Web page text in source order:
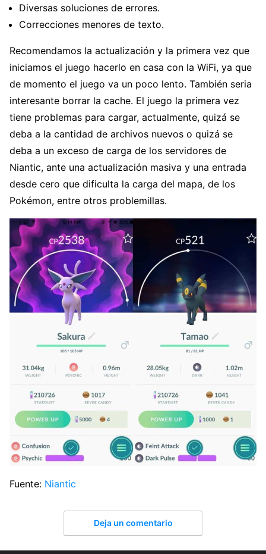
Diversas soluciones de errores.
Correcciones menores de texto.
Recomendamos la actualización y la primera vez que
iniciamos el juego hacerlo en casa con la WiFi, ya que
de momento el juego va un poco lento. También seria
interesante borrar la cache. El juego la primera vez
tiene problemas para cargar, actualmente, quizá se
deba a la cantidad de archivos nuevos o quizá se
deba a un exceso de carga de los servidores de
Niantic, ante una actualización masiva y una entrada
desde cero que dificulta la carga del mapa, de los
Pokémon, entre otros problemillas.
Fuente: Niantic
Deja un comentario